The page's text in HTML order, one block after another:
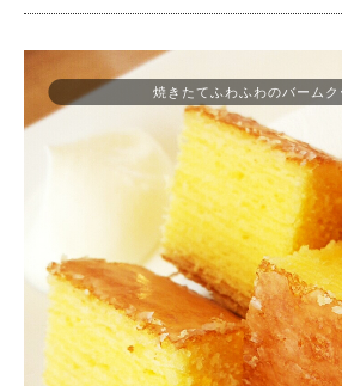
焼きたてふわふわのバーム